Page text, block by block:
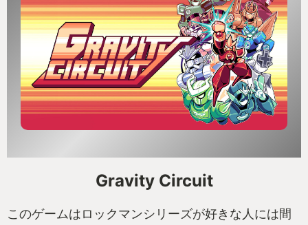
Gravity Circuit
このゲームはロックマンシリーズが好きな人には間